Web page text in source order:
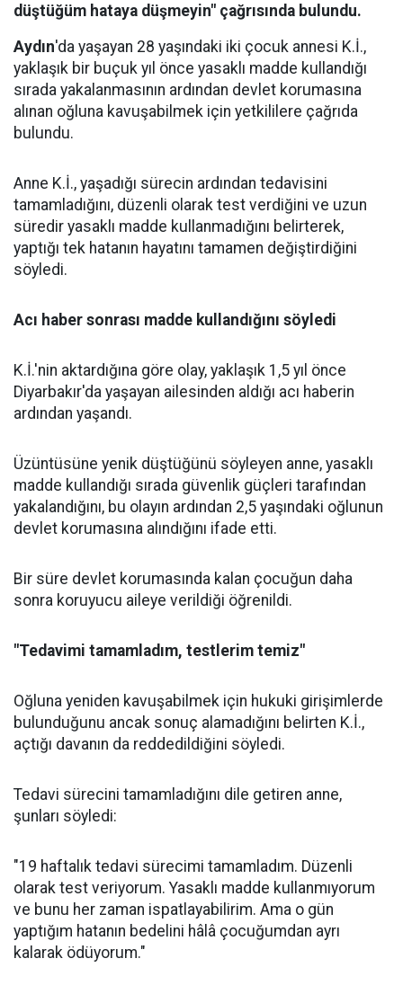
düştüğüm hataya düşmeyin" çağrısında bulundu.
Aydın'da yaşayan 28 yaşındaki iki çocuk annesi K.İ.,
yaklaşık bir buçuk yıl önce yasaklı madde kullandığı
sırada yakalanmasının ardından devlet korumasına
alınan oğluna kavuşabilmek için yetkililere çağrıda
bulundu.
Anne K.İ., yaşadığı sürecin ardından tedavisini
tamamladığını, düzenli olarak test verdiğini ve uzun
süredir yasaklı madde kullanmadığını belirterek,
yaptığı tek hatanın hayatını tamamen değiştirdiğini
söyledi.
Acı haber sonrası madde kullandığını söyledi
K.İ.'nin aktardığına göre olay, yaklaşık 1,5 yıl önce
Diyarbakır'da yaşayan ailesinden aldığı acı haberin
ardından yaşandı.
Üzüntüsüne yenik düştüğünü söyleyen anne, yasaklı
madde kullandığı sırada güvenlik güçleri tarafından
yakalandığını, bu olayın ardından 2,5 yaşındaki oğlunun
devlet korumasına alındığını ifade etti.
Bir süre devlet korumasında kalan çocuğun daha
sonra koruyucu aileye verildiği öğrenildi.
"Tedavimi tamamladım, testlerim temiz"
Oğluna yeniden kavuşabilmek için hukuki girişimlerde
bulunduğunu ancak sonuç alamadığını belirten K.İ.,
açtığı davanın da reddedildiğini söyledi.
Tedavi sürecini tamamladığını dile getiren anne,
şunları söyledi:
"19 haftalık tedavi sürecimi tamamladım. Düzenli
olarak test veriyorum. Yasaklı madde kullanmıyorum
ve bunu her zaman ispatlayabilirim. Ama o gün
yaptığım hatanın bedelini hâlâ çocuğumdan ayrı
kalarak ödüyorum."